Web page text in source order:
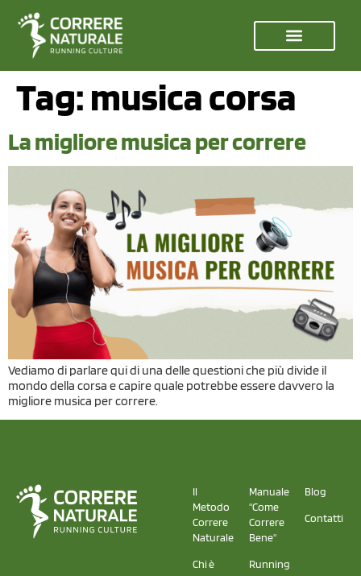
Tag:musica corsa
La migliore musica per correre
Vediamo di parlare qui di una delle questioni che più divide il
mondo della corsa e capire quale potrebbe essere davvero la
migliore musica per correre.
Il
Metodo
Correre
Naturale
Chi è
Manuale
"Come
Correre
Bene"
Running
Blog
Contatti